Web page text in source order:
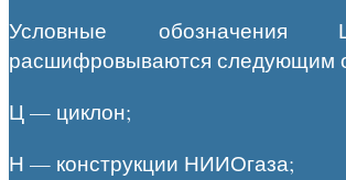
Условные обозначения
расшифровываются следующим
Ц — циклон;
Н — конструкции НИИОгаза;